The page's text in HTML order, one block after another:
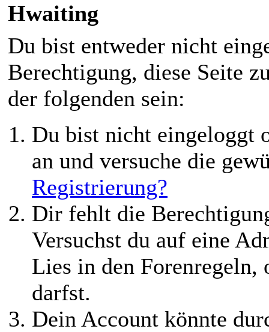
Hwaiting
Du bist entweder nicht
Berechtigung, diese Seite
der folgenden sein:
Du bist nicht eingeloggt
an und versuche die
Registrierung?
Dir fehlt die
Versuchst du auf eine
Lies in den Forenregeln,
darfst.
Dein Account könnte